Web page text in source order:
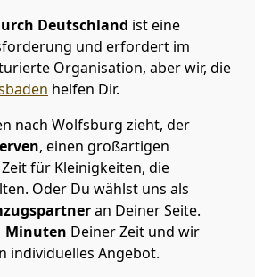
Deutschland ist eine
und erfordert im
Organisation, aber wir, die
helfen Dir.
nach Wolfsburg zieht, der
, einen großartigen
für Kleinigkeiten, die
Oder Du wählst uns als
an Deiner Seite.
Minuten Deiner Zeit und wir
individuelles Angebot.